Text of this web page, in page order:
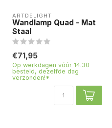
ARTDELIGHT
Wandlamp Quad - Mat
Staal
€71,95
Op werkdagen vóór 14.30
besteld, dezelfde dag
verzonden!*